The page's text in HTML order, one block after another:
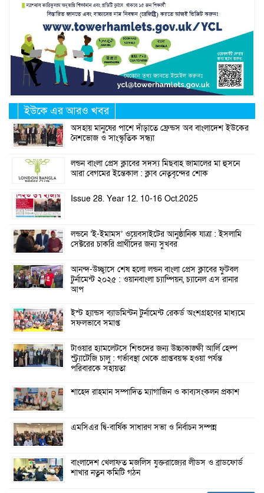
ইউকে এর আরও খবর
অসহায় মানুষের পাশে দাঁড়াতে ফ্রেন্ডস অব বাংলাদেশ ইউকের
নৈশভোজ ও সাংস্কৃতিক সন্ধ্যা
লন্ডন বাংলা প্রেস ক্লাবের সদস্য মিছবাহ জামালের মা হুসনে
আরা বেগমের ইন্তেকাল : ক্লাব নেতৃবৃন্দের শোক
Issue 28. Year 12. 10-16 Oct.2025
লন্ডনে ‘ই-ইমামস’ ওয়েবসাইটের আনুষ্ঠানিক যাত্রা : ইসলামি
সেক্টরের চাকরি প্রার্থীদের জন্য সুখবর
আনন্দ-উচ্ছ্বাসে শেষ হলো লন্ডন বাংলা প্রেস ক্লাবের ফুটবল
টুর্নামেন্ট ২০২৫ : ওয়ানবাংলা চ্যাম্পিয়ন, চ্যানেল এস রানার
আপ
ইস্ট হ্যান্ডস ব্যাডমিন্টন টুর্নামেন্ট রেকর্ড অংশগ্রহণের মাধ্যমে
সফলভাবে সমাপ্ত
টাওয়ার হ্যামলেটসে শিশুদের জন্য উচ্চাকাঙ্ক্ষী আর্লি হেল্প
স্ট্র্যাটেজি চালু : গর্ভাবস্থা থেকে প্রাপ্তবয়স্ক হওয়া পর্যন্ত
পরিবারকে সহায়তা
শাহেদ রাহমান সম্পাদিত ম্যাগাজিন ও কাব্যসংকলন প্রকাশ
এমসিএর দ্বি-বার্ষিক সাধারণ সভা ও নির্বাচন সম্পন্ন
বাংলাদেশ খেলাফত মজলিস যুক্তরাজ্যের লীডস ও ব্রাডফোর্ড
শাখার নতুন কমিটি গঠন